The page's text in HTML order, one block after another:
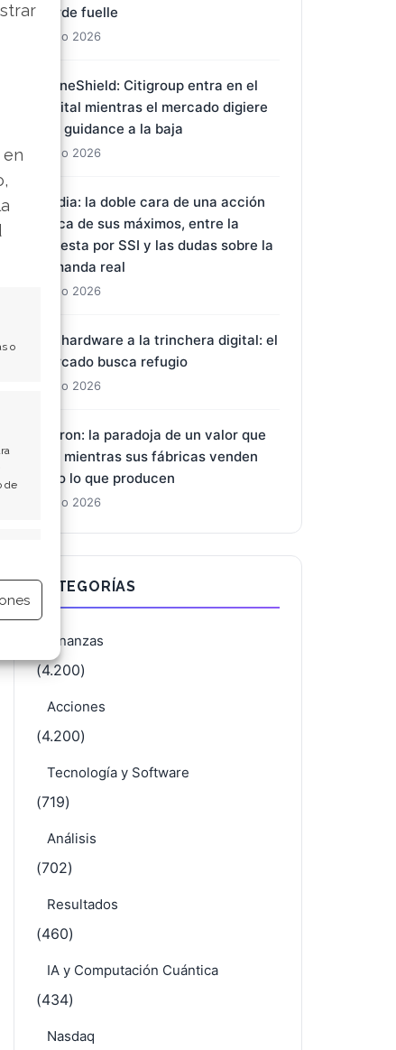
o
de
activo
pierde fuelle
7 Ago 2026
DroneShield: Citigroup entra en el
capital mientras el mercado digiere
una guidance a la baja
7 Ago 2026
Nvidia: la doble cara de una acción
cerca de sus máximos, entre la
apuesta por SSI y las dudas sobre la
demanda real
7 Ago 2026
Del hardware a la trinchera digital: el
mercado busca refugio
7 Ago 2026
Micron: la paradoja de un valor que
cae mientras sus fábricas venden
todo lo que producen
7 Ago 2026
CATEGORÍAS
Finanzas
(4.200)
Acciones
(4.200)
Tecnología y Software
(719)
Análisis
(702)
Resultados
(460)
IA y Computación Cuántica
(434)
Nasdaq